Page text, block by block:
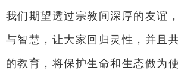
我们期望透过宗教间深厚的友谊
与智慧，让大家回归灵性，并且
的教育，将保护生命和生态做为